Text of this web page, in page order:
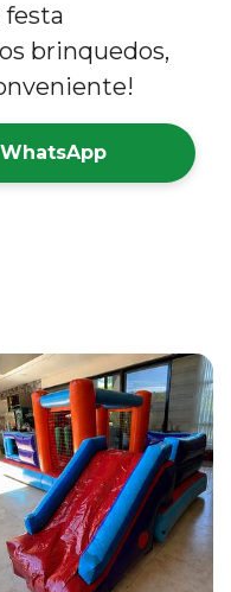
festa
brinquedos,